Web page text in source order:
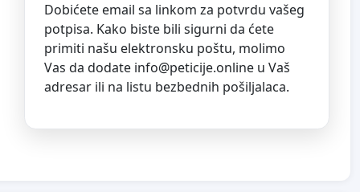
Dobićete email sa linkom za potvrdu vašeg
potpisa. Kako biste bili sigurni da ćete
primiti našu elektronsku poštu, molimo
Vas da dodate info@peticije.online u Vaš
adresar ili na listu bezbednih pošiljalaca.